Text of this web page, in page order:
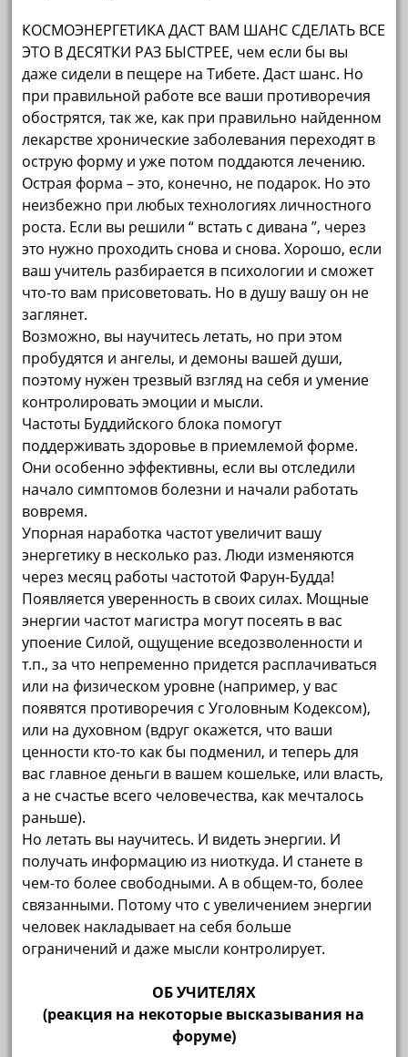
КОСМОЭНЕРГЕТИКА ДАСТ ВАМ ШАНС СДЕЛАТЬ ВСЕ
ЭТО В ДЕСЯТКИ РАЗ БЫСТРЕЕ, чем если бы вы
даже сидели в пещере на Тибете. Даст шанс. Но
при правильной работе все ваши противоречия
обострятся, так же, как при правильно найденном
лекарстве хронические заболевания переходят в
острую форму и уже потом поддаются лечению.
Острая форма – это, конечно, не подарок. Но это
неизбежно при любых технологиях личностного
роста. Если вы решили “ встать с дивана ”, через
это нужно проходить снова и снова. Хорошо, если
ваш учитель разбирается в психологии и сможет
что-то вам присоветовать. Но в душу вашу он не
заглянет.
Возможно, вы научитесь летать, но при этом
пробудятся и ангелы, и демоны вашей души,
поэтому нужен трезвый взгляд на себя и умение
контролировать эмоции и мысли.
Частоты Буддийского блока помогут
поддерживать здоровье в приемлемой форме.
Они особенно эффективны, если вы отследили
начало симптомов болезни и начали работать
вовремя.
Упорная наработка частот увеличит вашу
энергетику в несколько раз. Люди изменяются
через месяц работы частотой Фарун-Будда!
Появляется уверенность в своих силах. Мощные
энергии частот магистра могут посеять в вас
упоение Силой, ощущение вседозволенности и
т.п., за что непременно придется расплачиваться
или на физическом уровне (например, у вас
появятся противоречия с Уголовным Кодексом),
или на духовном (вдруг окажется, что ваши
ценности кто-то как бы подменил, и теперь для
вас главное деньги в вашем кошельке, или власть,
а не счастье всего человечества, как мечталось
раньше).
Но летать вы научитесь. И видеть энергии. И
получать информацию из ниоткуда. И станете в
чем-то более свободными. А в общем-то, более
связанными. Потому что с увеличением энергии
человек накладывает на себя больше
ограничений и даже мысли контролирует.
ОБ УЧИТЕЛЯХ
(реакция на некоторые высказывания на
форуме)